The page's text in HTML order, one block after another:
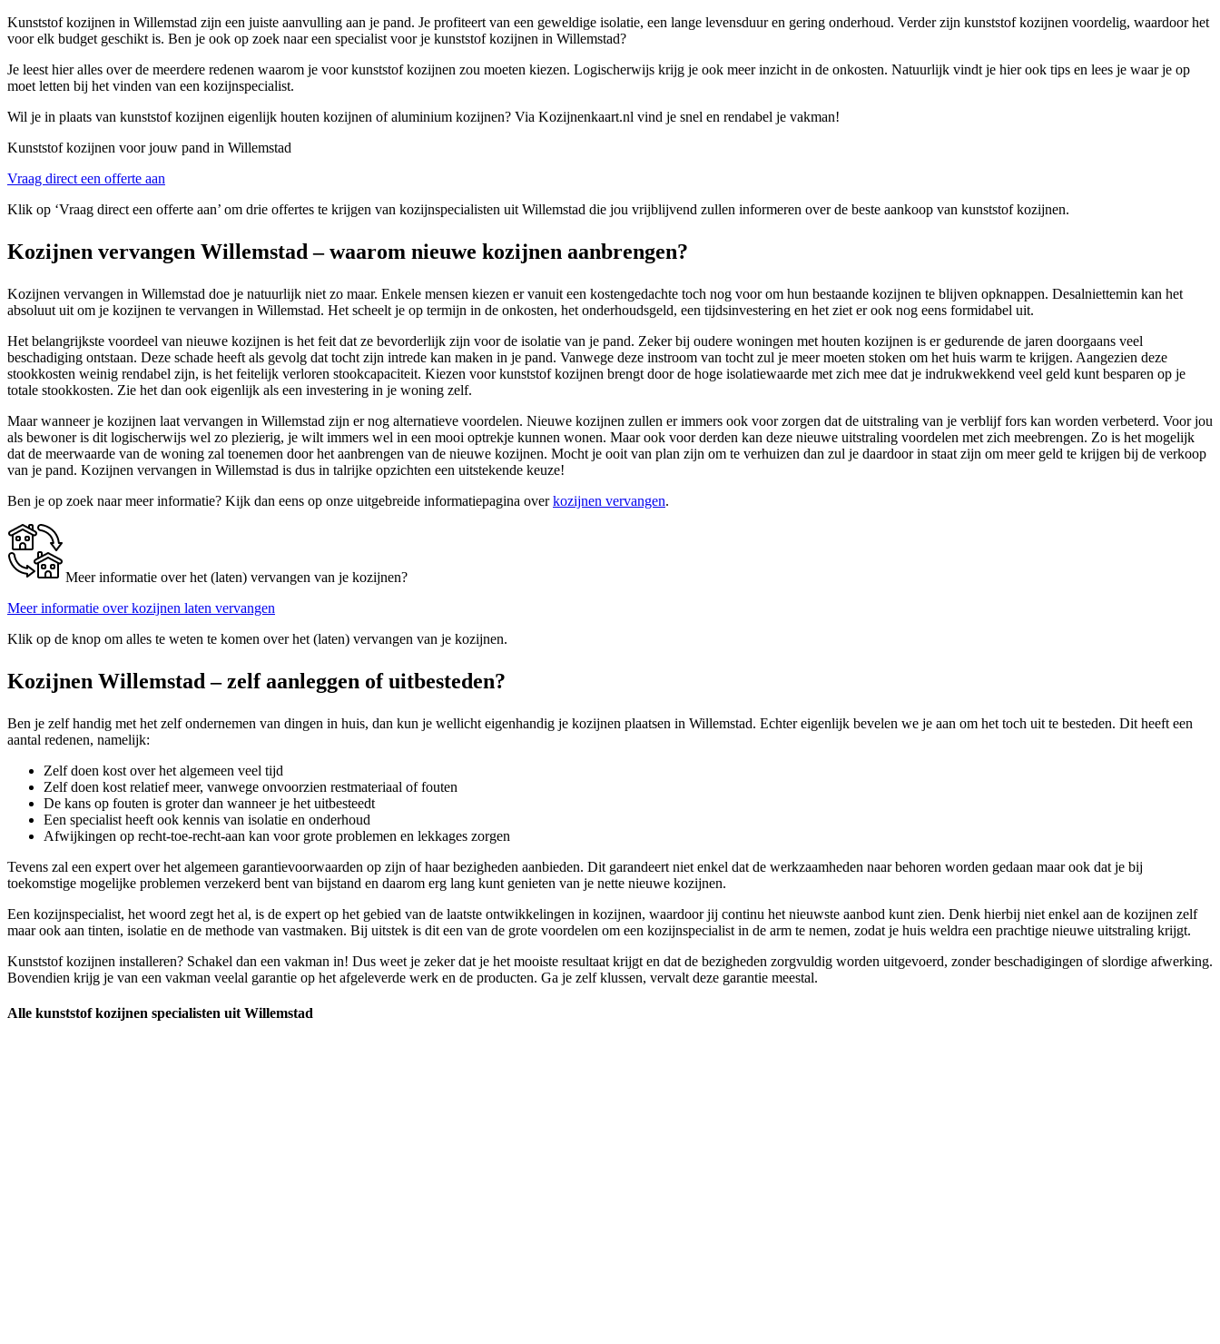
Kunststof kozijnen in Willemstad zijn een juiste aanvulling aan je pand. Je profiteert van een geweldige isolatie, een lange levensduur en gering onderhoud. Verder zijn kunststof kozijnen voordelig, waardoor het
voor elk budget geschikt is. Ben je ook op zoek naar een specialist voor je kunststof kozijnen in Willemstad?
Je leest hier alles over de meerdere redenen waarom je voor kunststof kozijnen zou moeten kiezen. Logischerwijs krijg je ook meer inzicht in de onkosten. Natuurlijk vindt je hier ook tips en lees je waar je op
moet letten bij het vinden van een kozijnspecialist.
Wil je in plaats van kunststof kozijnen eigenlijk houten kozijnen of aluminium kozijnen? Via Kozijnenkaart.nl vind je snel en rendabel je vakman!
Kunststof kozijnen voor jouw pand in Willemstad
Vraag direct een offerte aan
Klik op ‘Vraag direct een offerte aan’ om drie offertes te krijgen van kozijnspecialisten uit Willemstad die jou vrijblijvend zullen informeren over de beste aankoop van kunststof kozijnen.
Kozijnen vervangen Willemstad – waarom nieuwe kozijnen aanbrengen?
Kozijnen vervangen in Willemstad doe je natuurlijk niet zo maar. Enkele mensen kiezen er vanuit een kostengedachte toch nog voor om hun bestaande kozijnen te blijven opknappen. Desalniettemin kan het
absoluut uit om je kozijnen te vervangen in Willemstad. Het scheelt je op termijn in de onkosten, het onderhoudsgeld, een tijdsinvestering en het ziet er ook nog eens formidabel uit.
Het belangrijkste voordeel van nieuwe kozijnen is het feit dat ze bevorderlijk zijn voor de isolatie van je pand. Zeker bij oudere woningen met houten kozijnen is er gedurende de jaren doorgaans veel
beschadiging ontstaan. Deze schade heeft als gevolg dat tocht zijn intrede kan maken in je pand. Vanwege deze instroom van tocht zul je meer moeten stoken om het huis warm te krijgen. Aangezien deze
stookkosten weinig rendabel zijn, is het feitelijk verloren stookcapaciteit. Kiezen voor kunststof kozijnen brengt door de hoge isolatiewaarde met zich mee dat je indrukwekkend veel geld kunt besparen op je
totale stookkosten. Zie het dan ook eigenlijk als een investering in je woning zelf.
Maar wanneer je kozijnen laat vervangen in Willemstad zijn er nog alternatieve voordelen. Nieuwe kozijnen zullen er immers ook voor zorgen dat de uitstraling van je verblijf fors kan worden verbeterd. Voor jou
als bewoner is dit logischerwijs wel zo plezierig, je wilt immers wel in een mooi optrekje kunnen wonen. Maar ook voor derden kan deze nieuwe uitstraling voordelen met zich meebrengen. Zo is het mogelijk
dat de meerwaarde van de woning zal toenemen door het aanbrengen van de nieuwe kozijnen. Mocht je ooit van plan zijn om te verhuizen dan zul je daardoor in staat zijn om meer geld te krijgen bij de verkoop
van je pand. Kozijnen vervangen in Willemstad is dus in talrijke opzichten een uitstekende keuze!
Ben je op zoek naar meer informatie? Kijk dan eens op onze uitgebreide informatiepagina overkozijnen vervangen.
Meer informatie over het (laten) vervangen van je kozijnen?
Meer informatie over kozijnen laten vervangen
Klik op de knop om alles te weten te komen over het (laten) vervangen van je kozijnen.
Kozijnen Willemstad – zelf aanleggen of uitbesteden?
Ben je zelf handig met het zelf ondernemen van dingen in huis, dan kun je wellicht eigenhandig je kozijnen plaatsen in Willemstad. Echter eigenlijk bevelen we je aan om het toch uit te besteden. Dit heeft een
aantal redenen, namelijk:
Zelf doen kost over het algemeen veel tijd
Zelf doen kost relatief meer, vanwege onvoorzien restmateriaal of fouten
De kans op fouten is groter dan wanneer je het uitbesteedt
Een specialist heeft ook kennis van isolatie en onderhoud
Afwijkingen op recht-toe-recht-aan kan voor grote problemen en lekkages zorgen
Tevens zal een expert over het algemeen garantievoorwaarden op zijn of haar bezigheden aanbieden. Dit garandeert niet enkel dat de werkzaamheden naar behoren worden gedaan maar ook dat je bij
toekomstige mogelijke problemen verzekerd bent van bijstand en daarom erg lang kunt genieten van je nette nieuwe kozijnen.
Een kozijnspecialist, het woord zegt het al, is de expert op het gebied van de laatste ontwikkelingen in kozijnen, waardoor jij continu het nieuwste aanbod kunt zien. Denk hierbij niet enkel aan de kozijnen zelf
maar ook aan tinten, isolatie en de methode van vastmaken. Bij uitstek is dit een van de grote voordelen om een kozijnspecialist in de arm te nemen, zodat je huis weldra een prachtige nieuwe uitstraling krijgt.
Kunststof kozijnen installeren? Schakel dan een vakman in! Dus weet je zeker dat je het mooiste resultaat krijgt en dat de bezigheden zorgvuldig worden uitgevoerd, zonder beschadigingen of slordige afwerking.
Bovendien krijg je van een vakman veelal garantie op het afgeleverde werk en de producten. Ga je zelf klussen, vervalt deze garantie meestal.
Alle kunststof kozijnen specialisten uit Willemstad